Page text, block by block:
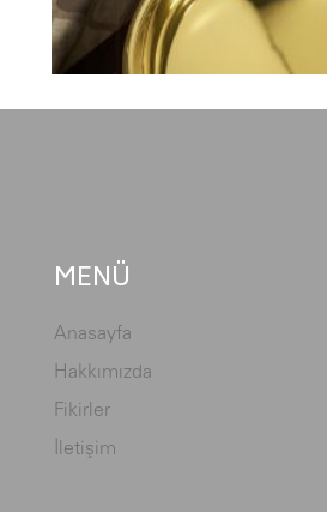
MENÜ
Anasayfa
Hakkımızda
Fikirler
İletişim